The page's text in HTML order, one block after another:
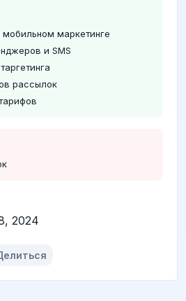
маркетинге
и SMS
рассылок
2024